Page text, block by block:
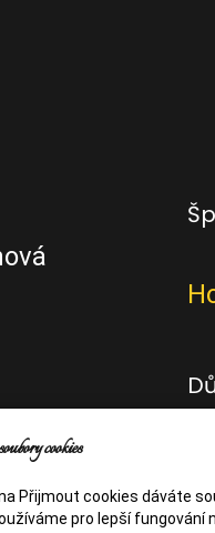
cookies
Přijmout cookies dáváte
pro lepší fungování